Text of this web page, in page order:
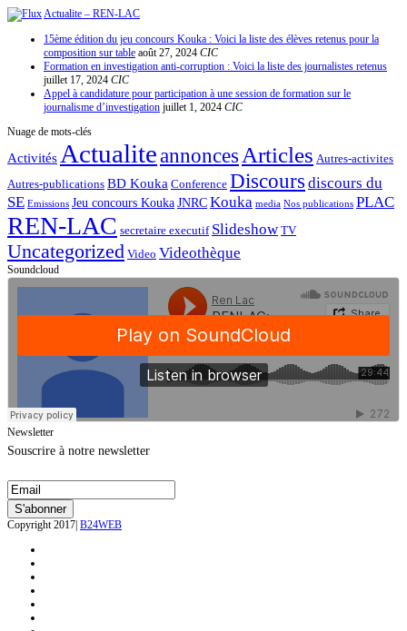
Actualite – REN-LAC
15ème édition du jeu concours Kouka : Voici la liste des élèves retenus pour la
composition sur table août 27, 2024 CIC
Formation en investigation anti-corruption : Voici la liste des journalistes retenus
juillet 17, 2024 CIC
Appel à candidature pour participation à une session de formation sur le
journalisme d’investigation juillet 1, 2024 CIC
Nuage de mots-clés
Activités Actualiteannonces Articles Autres-activites
Autres-publications BD Kouka Conference Discours discours du
SE Emissions Jeu concours KoukaJNRCKouka media Nos publications PLAC
REN-LAC secretaire executif Slideshow TV
Uncategorized Video Videothèque
Soundcloud
Newsletter
Souscrire à notre newsletter
Copyright 2017| B24WEB